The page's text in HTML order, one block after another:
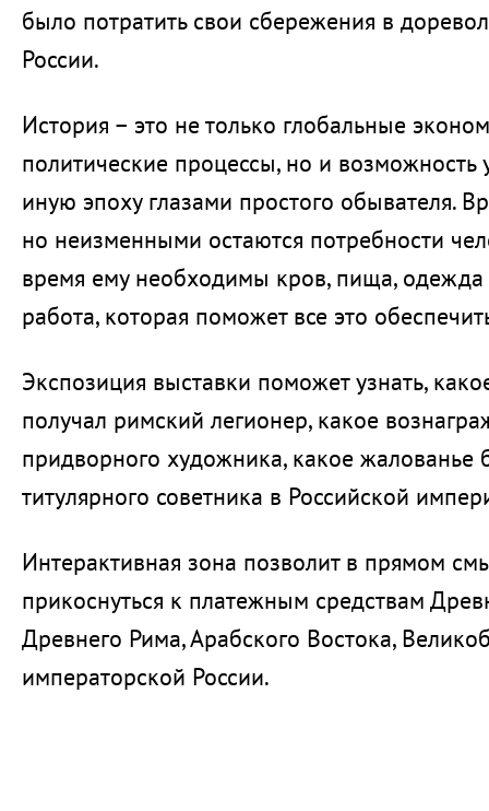
было потратить свои сбережения в
России.
История – это не только глобальные
политические процессы, но и возможность
иную эпоху глазами простого обывателя.
но неизменными остаются потребности
время ему необходимы кров, пища, одежда
работа, которая поможет все это
Экспозиция выставки поможет узнать,
получал римский легионер, какое
придворного художника, какое жалованье
титулярного советника в Российской
Интерактивная зона позволит в прямом
прикоснуться к платежным средствам
Древнего Рима, Арабского Востока,
императорской России.